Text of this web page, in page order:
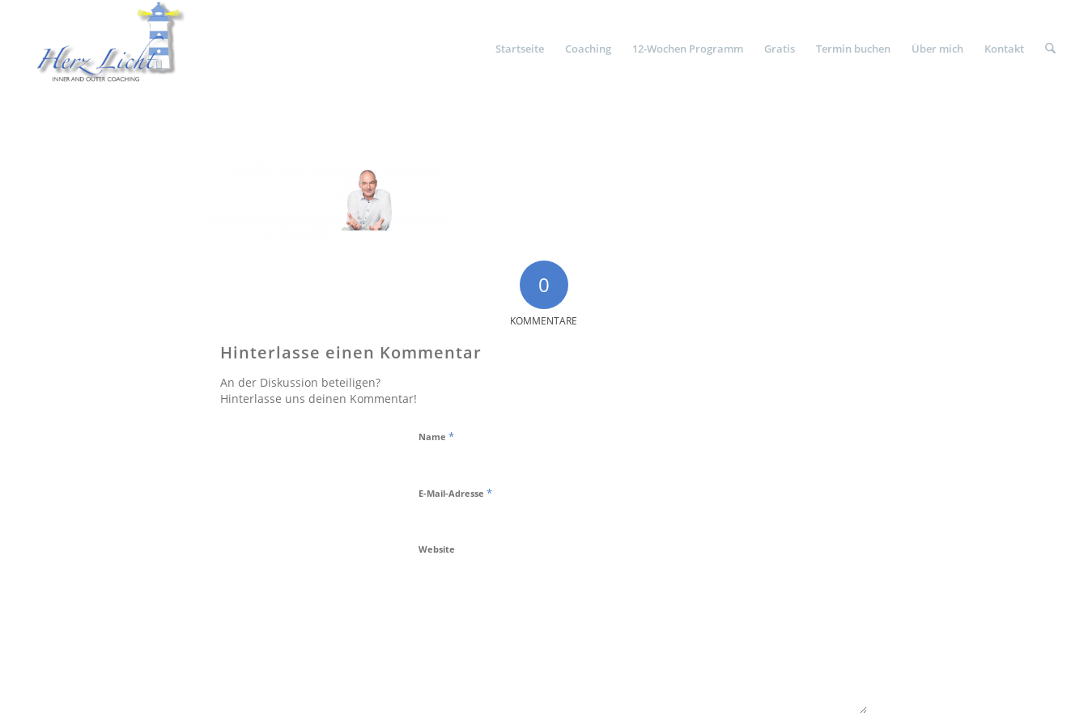
Startseite Coaching 12-Wochen Programm Gratis Termin buchen Über mich Kontakt
0
KOMMENTARE
Hinterlasse einen Kommentar
An der Diskussion beteiligen?
Hinterlasse uns deinen Kommentar!
Name *
E-Mail-Adresse *
Website